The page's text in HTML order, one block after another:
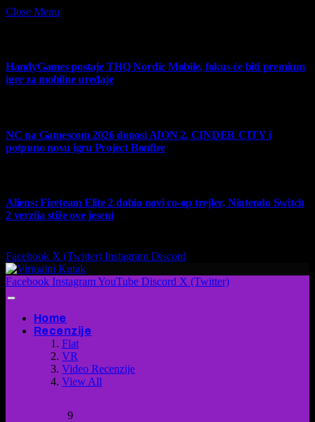
Close Menu
HandyGames postaje THQ Nordic Mobile, fokus će biti premium
igre za mobilne uređaje
NC na Gamescom 2026 donosi AION 2, CINDER CITY i
potpuno novu igru Project Bonfire
Aliens: Fireteam Elite 2 dobio novi co-op trejler, Nintendo Switch
2 verzija stiže ove jeseni
Facebook X (Twitter) Instagram Discord
Facebook InstagramYouTube Discord X (Twitter)
Home
Recenzije
Flat
VR
Video Recenzije
View All
9